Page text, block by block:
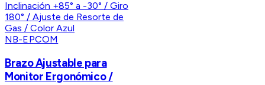
NB-EPCOM
Brazo Ajustable para
Monitor Ergonómico /